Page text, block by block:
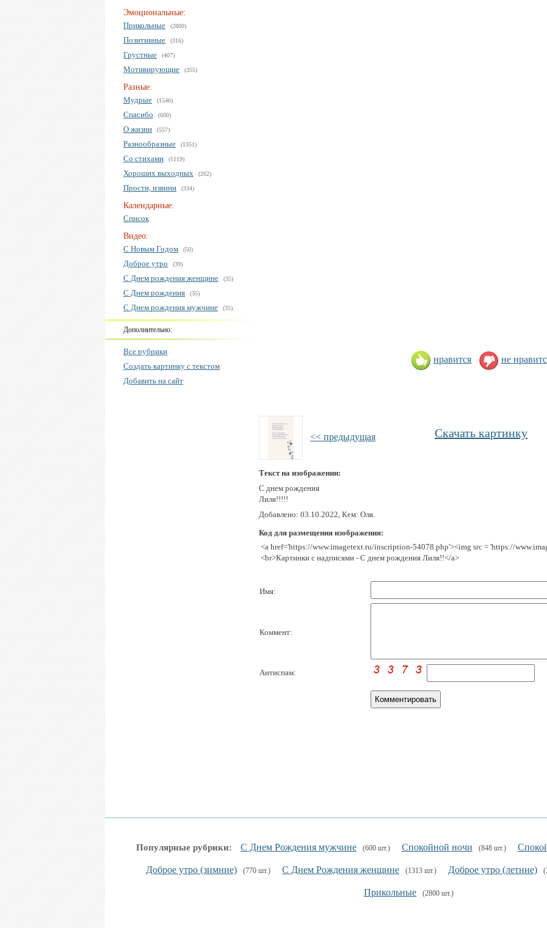
Эмоциональные:
Прикольные
(2800)
Позитивные (316)
Грустные (407)
Мотивирующие (355)
Разные:
Мудрые
(1546)
Спасибо (600)
О жизни (557)
Разнообразные (1351)
Со стихами (1119)
Хороших выходных (262)
Прости, извини (334)
Календарные:
Список
Видео:
С Новым Годом
(50)
Доброе утро (39)
С Днем рождения женщине (35)
С Днем рождения (35)
С Днем рождения мужчине (35)
Дополнительно:
Все рубрики
Создать картинку с текстом
Добавить на сайт
нравится не
<< предыдущая Скачать картинку
Текст на изображении:
С днем рождения
Лиля!!!!!
Добавлено: 03.10.2022, Кем: Оля.
Код для размещения изображения:
<a href='https://www.imagetext.ru/inscription-54078.php'><img src = 'https://
<br>Картинки с надписями - С днем рождения Лиля!!</a>
Имя:
Коммент:
Антиспам:
Популярные рубрики: С Днем Рождения мужчине (600 шт.) Спокойной ночи (848 шт.)
Доброе утро (зимние) (770 шт.) С Днем Рождения женщине (1313 шт.) Доброе утро (летние)
Прикольные (2800 шт.)